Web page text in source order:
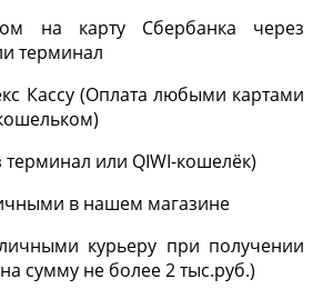
на карту Сбербанка через
терминал
Кассу (Оплата любыми картами
терминал или QIWI-кошелёк)
в нашем магазине
курьеру при получении
сумму не более 2 тыс.руб.)